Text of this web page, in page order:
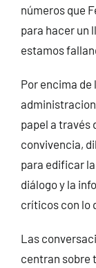
números que
para hacer un
estamos
Por encima
papel a través
convivencia,
para edificar
diálogo y la
críticos con lo
Las
centran sobre